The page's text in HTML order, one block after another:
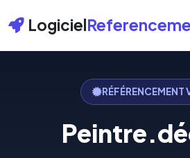
Logiciel
RÉFÉRENCEMENT